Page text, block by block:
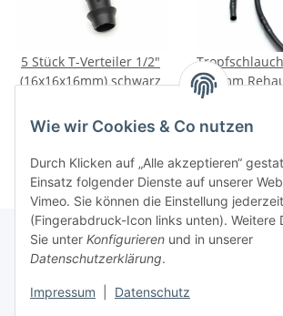
Wie wir Cookies & Co nutzen
Durch Klicken auf „Alle akzeptieren“
Einsatz folgender Dienste auf unserer
Vimeo. Sie können die Einstellung
(Fingerabdruck-Icon links unten). Weitere
Sie unter Konfigurieren und in unserer
Datenschutzerklärung.
Impressum Datenschutz
5 Stück T-Verteiler 1/2"
(16x16x16mm) schwarz
16mm